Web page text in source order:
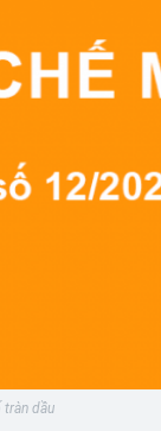
tràn dầu